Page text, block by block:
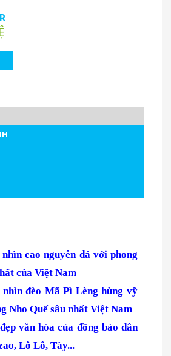
cao nguyên đá với phong
của Việt Nam
đèo Mã Pì Lèng hùng vỹ
Nho Quế sâu nhất Việt Nam
văn hóa của đồng bào dân
Lô Lô, Tày...